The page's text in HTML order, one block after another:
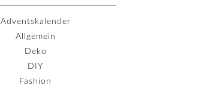
Adventskalender
Allgemein
Deko
DIY
Fashion